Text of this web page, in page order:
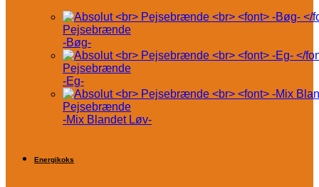
Pejsebrænde
-Bøg-
Pejsebrænde
-Eg-
Pejsebrænde
-Mix Blandet Løv-
Energikoks